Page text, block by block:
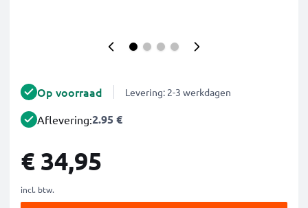
Op voorraad Levering: 2-3 werkdagen
Aflevering:2.95 €
€ 34,95
incl. btw.